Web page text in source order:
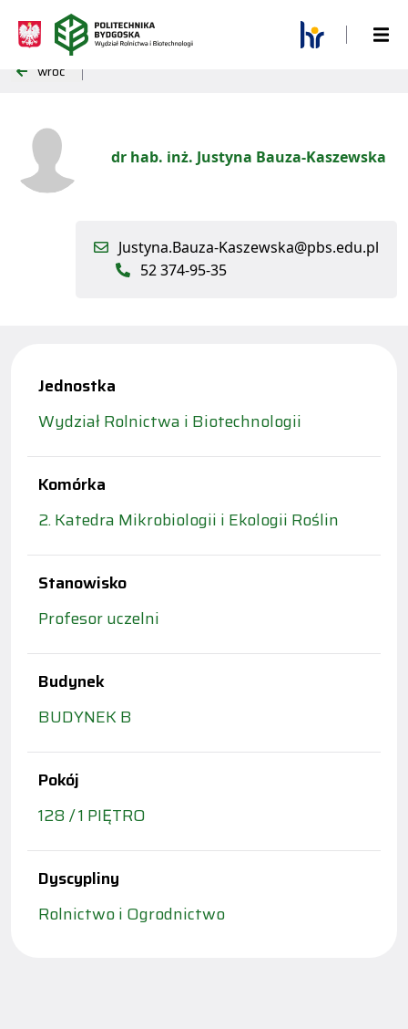
wróć
dr hab. inż. Justyna Bauza-Kaszewska
Justyna.Bauza-Kaszewska@pbs.edu.pl
52 374-95-35
Jednostka
Wydział Rolnictwa i Biotechnologii
Komórka
2. Katedra Mikrobiologii i Ekologii Roślin
Stanowisko
Profesor uczelni
Budynek
BUDYNEK B
Pokój
128 / 1 PIĘTRO
Dyscypliny
Rolnictwo i Ogrodnictwo